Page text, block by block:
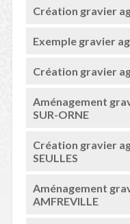
Création gravier
Exemple gravier
Création gravier
Aménagement
SUR-ORNE
Création gravier
SEULLES
Aménagement
AMFREVILLE